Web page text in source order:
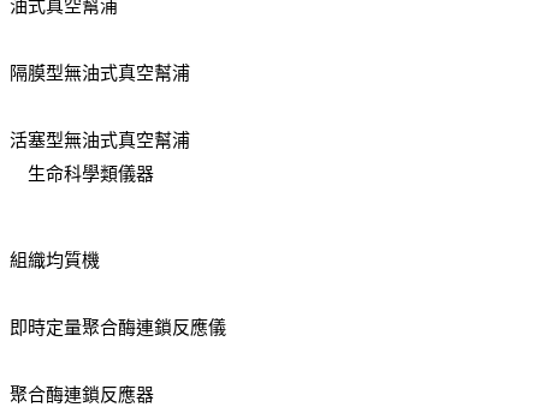
油式真空幫浦
隔膜型無油式真空幫浦
活塞型無油式真空幫浦
生命科學類儀器
組織均質機
即時定量聚合酶連鎖反應儀
聚合酶連鎖反應器